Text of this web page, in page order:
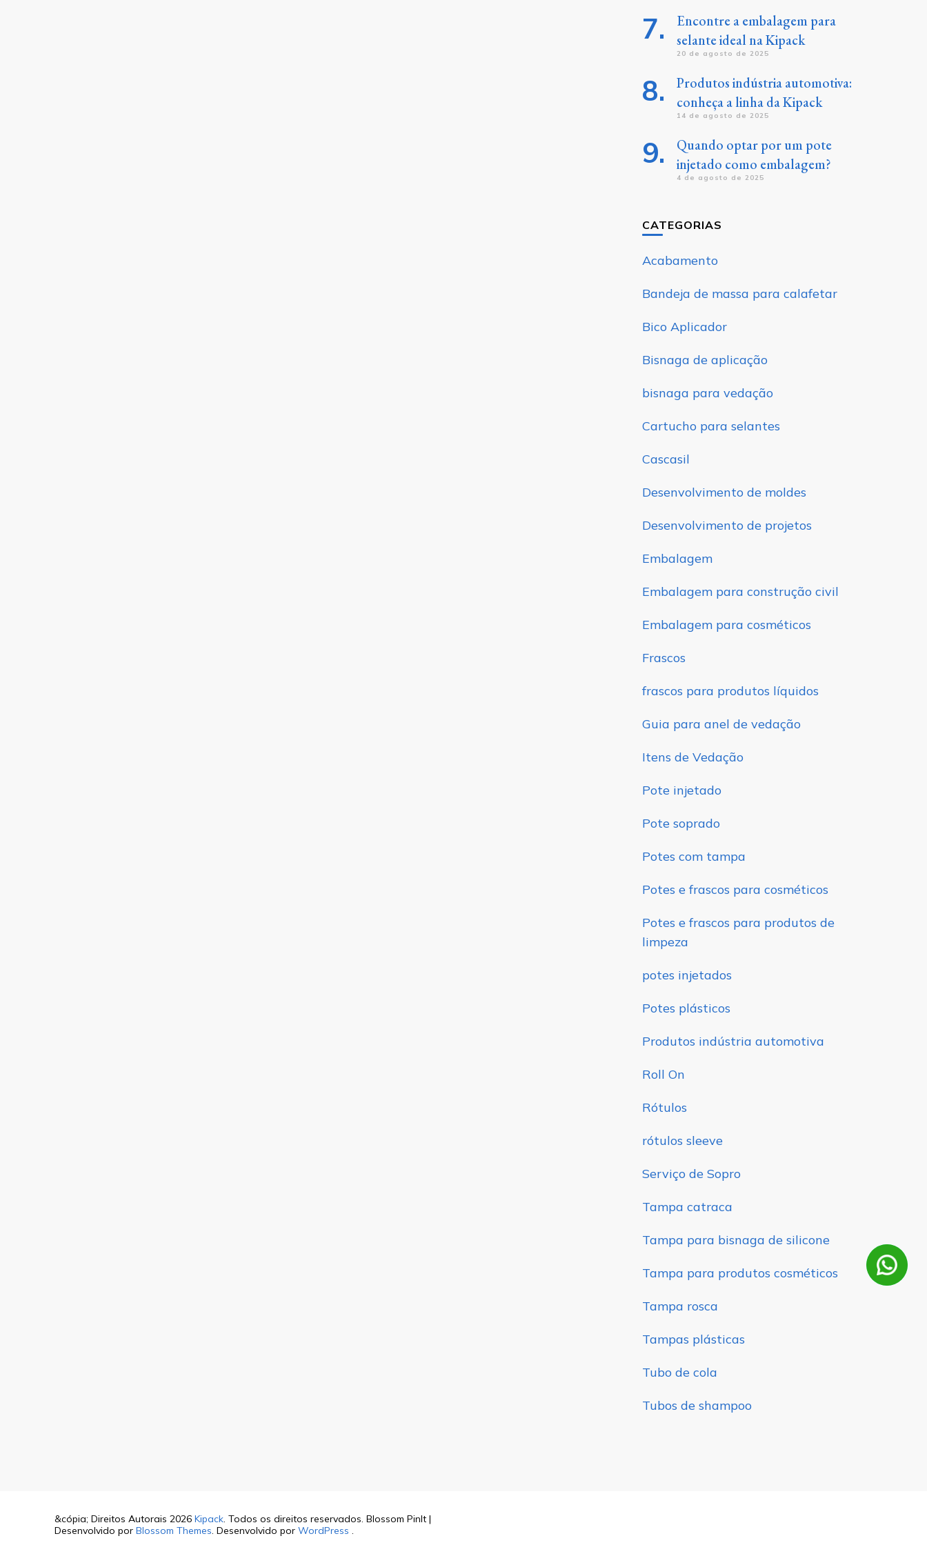
Encontre a embalagem para
selante ideal na Kipack
20 de agosto de 2025
Produtos indústria automotiva:
conheça a linha da Kipack
14 de agosto de 2025
Quando optar por um pote
injetado como embalagem?
4 de agosto de 2025
CATEGORIAS
Acabamento
Bandeja de massa para calafetar
Bico Aplicador
Bisnaga de aplicação
bisnaga para vedação
Cartucho para selantes
Cascasil
Desenvolvimento de moldes
Desenvolvimento de projetos
Embalagem
Embalagem para construção civil
Embalagem para cosméticos
Frascos
frascos para produtos líquidos
Guia para anel de vedação
Itens de Vedação
Pote injetado
Pote soprado
Potes com tampa
Potes e frascos para cosméticos
Potes e frascos para produtos de
limpeza
potes injetados
Potes plásticos
Produtos indústria automotiva
Roll On
Rótulos
rótulos sleeve
Serviço de Sopro
Tampa catraca
Tampa para bisnaga de silicone
Tampa para produtos cosméticos
Tampa rosca
Tampas plásticas
Tubo de cola
Tubos de shampoo
&cópia; Direitos Autorais 2026 Kipack. Todos os direitos reservados. Blossom PinIt |
Desenvolvido por Blossom Themes. Desenvolvido por WordPress .